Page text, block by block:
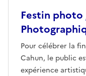
Festin photo
Pour célébrer la
Cahun, le public
expérience